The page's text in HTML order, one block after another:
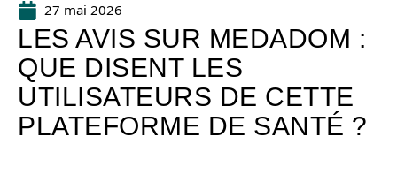
27 mai 2026
LES AVIS SUR MEDADOM :
QUE DISENT LES
UTILISATEURS DE CETTE
PLATEFORME DE SANTÉ ?